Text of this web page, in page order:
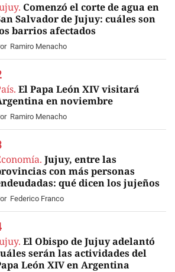
Comenzó el corte de agua en
Salvador de Jujuy: cuáles son
barrios afectados
Ramiro Menacho
El Papa León XIV visitará
en noviembre
Ramiro Menacho
Jujuy, entre las
con más personas
qué dicen los jujeños
Federico Franco
El Obispo de Jujuy adelantó
serán las actividades del
León XIV en Argentina